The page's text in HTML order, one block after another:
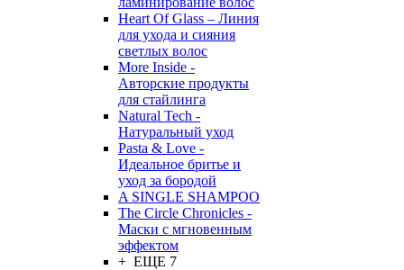
Heart Of Glass – Линия
для ухода и сияния
светлых волос
More Inside -
Авторские продукты
для стайлинга
Natural Tech -
Натуральный уход
Pasta & Love -
Идеальное бритье и
уход за бородой
A SINGLE SHAMPOO
The Circle Chronicles -
Маски с мгновенным
эффектом
+ ЕЩЕ 7